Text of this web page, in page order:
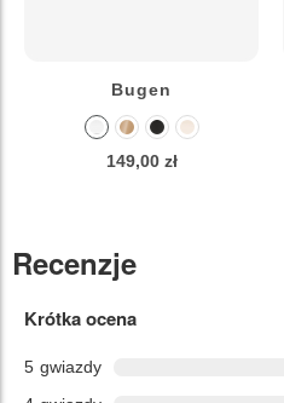
Bugen
149,00 zł
Recenzje
Krótka ocena
5 gwiazdy